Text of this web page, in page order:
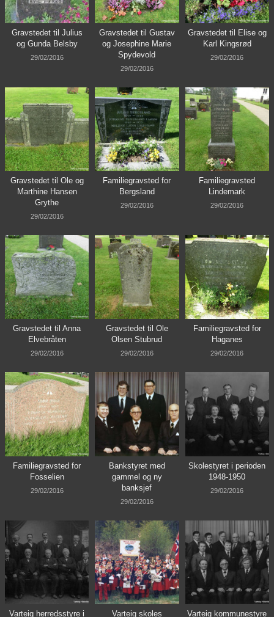
Gravstedet til Julius
og Gunda Belsby
29/02/2016
Gravstedet til Gustav
og Josephine Marie
Spydevold
29/02/2016
Gravstedet til Elise og
Karl Kingsrød
29/02/2016
Gravstedet til Ole og
Marthine Hansen
Grythe
29/02/2016
Familiegravsted for
Bergsland
29/02/2016
Familiegravsted
Lindemark
29/02/2016
Gravstedet til Anna
Elvebråten
29/02/2016
Gravstedet til Ole
Olsen Stubrud
29/02/2016
Familiegravsted for
Haganes
29/02/2016
Familiegravsted for
Fosselien
29/02/2016
Bankstyret med
gammel og ny
banksjef
29/02/2016
Skolestyret i perioden
1948-1950
29/02/2016
Varteig herredsstyre i
Varteig skoles
Varteig kommunestyre